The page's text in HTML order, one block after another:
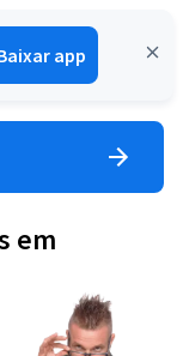
app
Entrar
em